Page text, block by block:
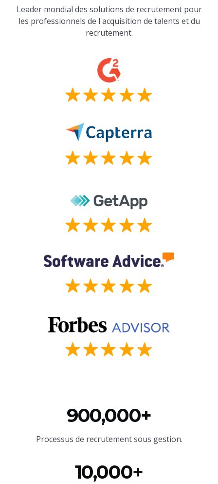
Leader mondial des solutions de recrutement pour
les professionnels de l'acquisition de talents et du
recrutement.
900,000+
Processus de recrutement sous gestion.
10,000+